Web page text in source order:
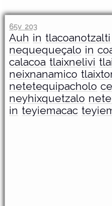
65v 203
Auh in tlacoanotzalti
nequequeçalo in
calacoa tlaixnelivi
neixnanamico
netetequipacholo
neyhixquetzalo
in teyiemacac